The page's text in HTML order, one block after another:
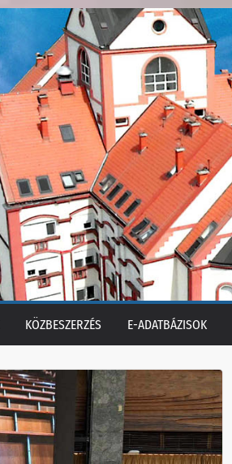
KÖZBESZERZÉS E-ADATBÁZISOK